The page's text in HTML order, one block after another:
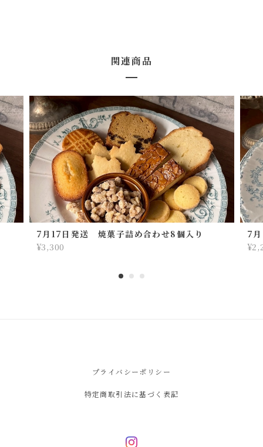
関連商品
7月17日発送 焼菓子詰め合わせ8個入り
¥3,300
7
プライバシーポリシー
特定商取引法に基づく表記